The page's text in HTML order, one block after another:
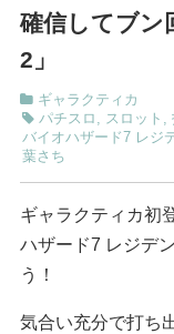
確信してブン
2」
ギャラクティカ
パチスロ , スロット ,
バイオハザード7 レジ
葉さち
ギャラクティカ初
ハザード7 レジデ
う！
気合い充分で打ち